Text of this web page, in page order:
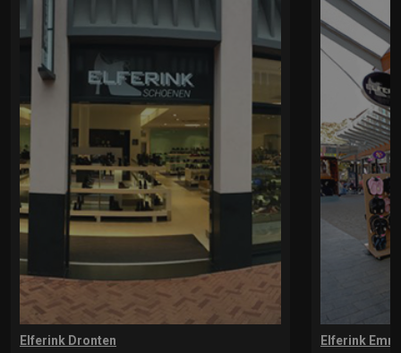
Elferink Dronten Elferink